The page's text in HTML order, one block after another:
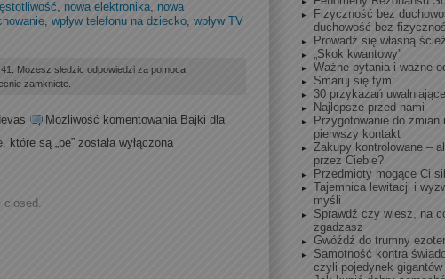
, nowa elektronika, nowa
, wpływ telefonu na dziecko, wpływ TV
Mozesz sledzic odpowiedzi za pomoca
zamkniete.
Możliwość komentowania Bajki dla
które są „be” została wyłączona
closed.
Fizyczność bez
duchowość bez
Prowadź się własną
„Skok kwantowy”
Ważne pytania i ważne
Smaruj się tym:
30 przykazań
Najlepsze przed nami
Przygotowanie do zmian
pierwszy kontakt
Zakupy kontrolowane –
przez Ciebie?
Przedmioty mogące Ci
Tajemnica lewitacji i
myśli
Sprawdź czy wiesz, na
zgadzasz
Gwóźdź do trumny
Samotność kontra
czyli pojedynek gigantów